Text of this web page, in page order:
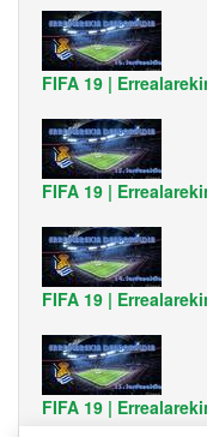
FIFA 19 |
FIFA 19 |
FIFA 19 |
FIFA 19 |